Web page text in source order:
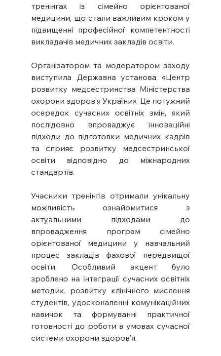
тренінгах із сімейно орієнтованої
медицини, що стали важливим кроком у
підвищенні професійної компетентності
викладачів медичних закладів освіти.
Організатором та модератором заходу
виступила Державна установа «Центр
розвитку медсестринства Міністерства
охорони здоров’я України». Це потужний
осередок сучасних освітніх змін, який
послідовно впроваджує інноваційні
підходи до підготовки медичних кадрів
та сприяє розвитку медсестринської
освіти відповідно до міжнародних
стандартів.
Учасники тренінгів отримали унікальну
можливість ознайомитися з
актуальними підходами до
впровадження програм сімейно
орієнтованої медицини у навчальний
процес закладів фахової передвищої
освіти. Особливий акцент було
зроблено на інтеграції сучасних освітніх
методик, розвитку клінічного мислення
студентів, удосконаленні комунікаційних
навичок та формуванні практичної
готовності до роботи в умовах сучасної
системи охорони здоров’я.